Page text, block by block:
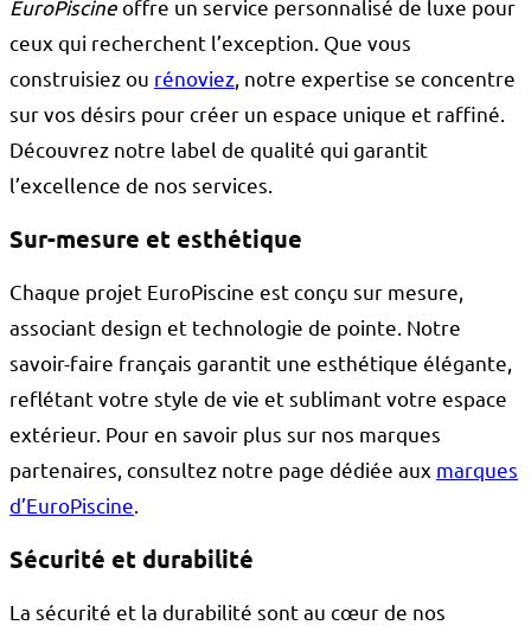
EuroPiscineoffre un service personnalisé de luxe pour
ceux qui recherchent l’exception. Que vous
construisiez ou rénoviez , notre expertise se concentre
sur vos désirs pour créer un espace unique et raffiné.
Découvrez notre label de qualité qui garantit
l’excellence de nos services.
Sur-mesure et esthétique
Chaque projet EuroPiscine est conçu sur mesure,
associant design et technologie de pointe. Notre
savoir-faire français garantit une esthétique élégante,
reflétant votre style de vie et sublimant votre espace
extérieur. Pour en savoir plus sur nos marques
partenaires, consultez notre page dédiée aux marques
d’EuroPiscine
Sécurité et durabilité
La sécurité et la durabilité sont au cœur de nos